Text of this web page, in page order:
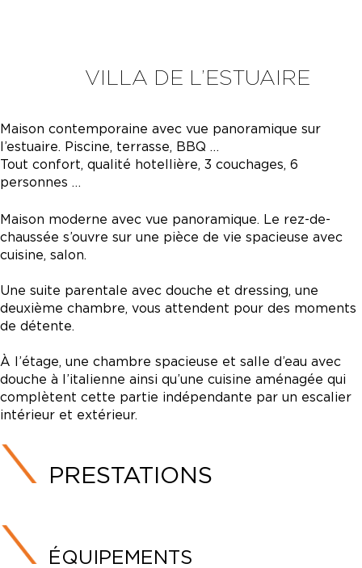
VILLA DE L’ESTUAIRE
Maison contemporaine avec vue panoramique sur
l’estuaire. Piscine, terrasse, BBQ …
Tout confort, qualité hotellière, 3 couchages, 6
personnes …
Maison moderne avec vue panoramique. Le rez-de-
chaussée s’ouvre sur une pièce de vie spacieuse avec
cuisine, salon.
Une suite parentale avec douche et dressing, une
deuxième chambre, vous attendent pour des moments
de détente.
À l’étage, une chambre spacieuse et salle d’eau avec
douche à l’italienne ainsi qu’une cuisine aménagée qui
complètent cette partie indépendante par un escalier
intérieur et extérieur.
PRESTATIONS
ÉQUIPEMENTS